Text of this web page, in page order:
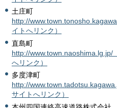
土庄町
http://
イトへリンク）
直島町
http://www.town.naoshima.lg.jp/
へリンク）
多度津町
http://
サイトへリンク）